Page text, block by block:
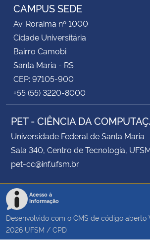
CAMPUS SEDE
Av. Roraima nº 1000
Cidade Universitária
Bairro Camobi
Santa Maria - RS
CEP: 97105-900
+55 (55) 3220-8000
PET - CIÊNCIA DA
Universidade Federal de Santa Maria
Sala 340, Centro de Tecnologia,
pet-cc@inf.ufsm.br
Acesso à
Informação
Desenvolvido com o CMS de código aberto
2026 UFSM / CPD